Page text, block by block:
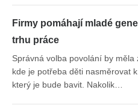
Firmy pomáhají mladé
trhu práce
Správná volba povolání by měla
kde je potřeba děti nasměrovat
který je bude bavit. Nakolik…